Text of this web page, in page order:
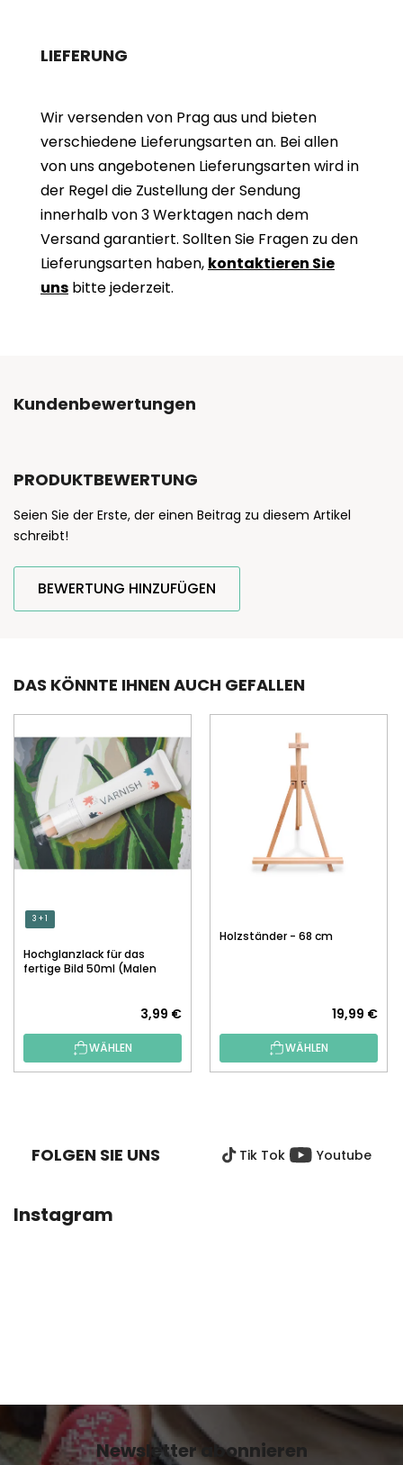
LIEFERUNG
Wir versenden von Prag aus und bieten
verschiedene Lieferungsarten an. Bei allen
von uns angebotenen Lieferungsarten wird in
der Regel die Zustellung der Sendung
innerhalb von 3 Werktagen nach dem
Versand garantiert. Sollten Sie Fragen zu den
Lieferungsarten haben, kontaktieren Sie
uns bitte jederzeit.
Kundenbewertungen
PRODUKTBEWERTUNG
Seien Sie der Erste, der einen Beitrag zu diesem Artikel
schreibt!
BEWERTUNG HINZUFÜGEN
DAS KÖNNTE IHNEN AUCH GEFALLEN
3 + 1
Hochglanzlack für das
fertige Bild 50ml (Malen
3,99 €
WÄHLEN
Holzständer - 68 cm
19,99 €
WÄHLEN
FOLGEN SIE UNS Tik Tok Youtube
Instagram
Newsletter abonnieren